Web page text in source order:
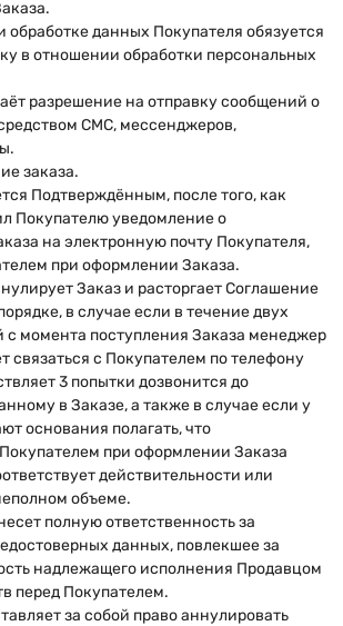
обработке данных Покупателя обязуется
в отношении обработки персональных
разрешение на отправку сообщений о
СМС, мессенджеров,
заказа.
Подтверждённым, после того, как
Покупателю уведомление о
на электронную почту Покупателя,
при оформлении Заказа.
Заказ и расторгает Соглашение
в случае если в течение двух
с момента поступления Заказа менеджер
связаться с Покупателем по телефону
3 попытки дозвонится до
в Заказе, а также в случае если у
основания полагать, что
при оформлении Заказа
действительности или
объеме.
полную ответственность за
данных, повлекшее за
надлежащего исполнения Продавцом
перед Покупателем.
за собой право аннулировать